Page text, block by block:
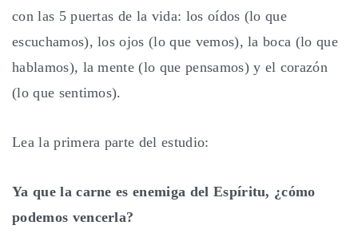
con las 5 puertas de la vida: los oídos (lo que
escuchamos), los ojos (lo que vemos), la boca (lo que
hablamos), la mente (lo que pensamos) y el corazón
(lo que sentimos).
Lea la primera parte del estudio:
Ya que la carne es enemiga del Espíritu, ¿cómo
podemos vencerla?